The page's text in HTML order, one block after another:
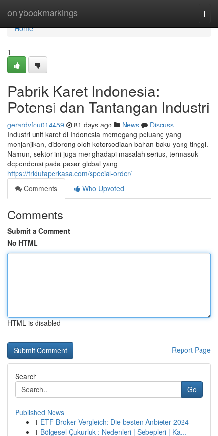
onlybookmarkings
Home
Home
1
Pabrik Karet Indonesia:
Potensi dan Tantangan Industri
gerardvfou014459 81 days ago News
Discuss
Industri unit karet di Indonesia memegang peluang yang
menjanjikan, didorong oleh ketersediaan bahan baku yang tinggi.
Namun, sektor ini juga menghadapi masalah serius, termasuk
dependensi pada pasar global yang
https://tridutaperkasa.com/special-order/
Comments
Who Upvoted
Comments
Submit a Comment
No HTML
HTML is disabled
Report Page
Search
Go
Published News
1 ETF-Broker Vergleich: Die besten Anbieter 2024
1 Bölgesel Çukurluk : Nedenleri | Sebepleri | Ka...